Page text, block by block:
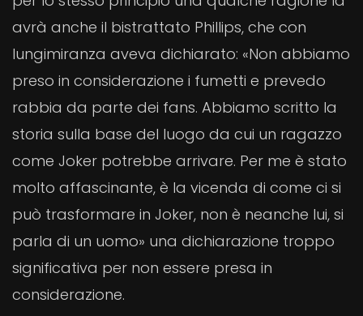
avrà anche il bistrattato Phillips, che con
lungimiranza aveva dichiarato: «Non abbiamo
preso in considerazione i fumetti e prevedo
rabbia da parte dei fans. Abbiamo scritto la
storia sulla base del luogo da cui un ragazzo
come Joker potrebbe arrivare. Per me è stato
molto affascinante, è la vicenda di come ci si
può trasformare in Joker, non è neanche lui, si
parla di un uomo» una dichiarazione troppo
significativa per non essere presa in
considerazione.